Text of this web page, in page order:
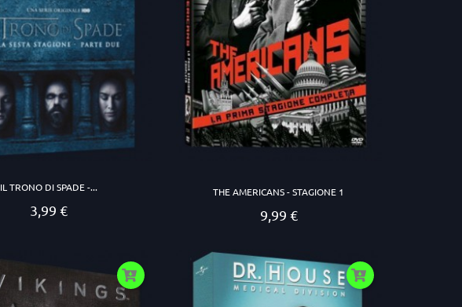
IL TRONO DI SPADE -...
Prezzo
3,99 €
THE AMERICANS - STAGIONE 1
Prezzo
9,99 €